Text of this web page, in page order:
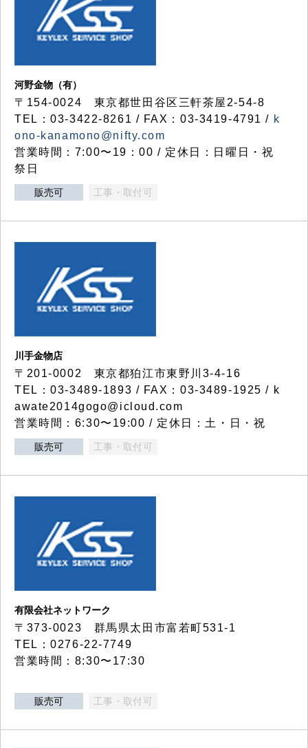
河野金物（有）
〒154-0024 東京都世田谷区三軒茶屋2-54-8
TEL：03-3422-8261 / FAX：03-3419-4791 / k
ono-kanamono@nifty.com
営業時間：7:00〜19：00 / 定休日：日曜日・祝
祭日
販売可 工事・取付可
川手金物店
〒201-0002 東京都狛江市東野川3-4-16
TEL：03-3489-1893 / FAX：03-3489-1925 / k
awate2014gogo@icloud.com
営業時間：6:30〜19:00 / 定休日：土・日・祝
販売可 工事・取付可
有限会社ネットワーク
〒373-0023 群馬県太田市富若町531-1
TEL：0276-22-7749
営業時間：8:30〜17:30
販売可 工事・取付可